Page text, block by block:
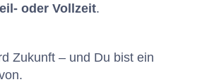
oder Vollzeit.
Zukunft – und Du bist ein